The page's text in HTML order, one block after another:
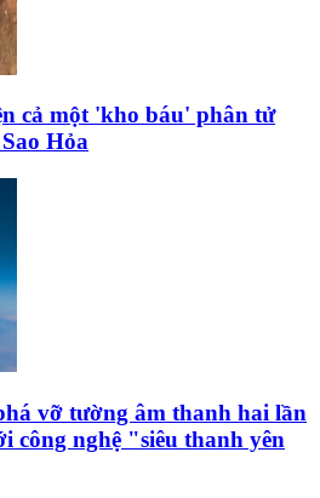
cả một 'kho báu' phân tử
Hỏa
vỡ tường âm thanh hai lần
công nghệ "siêu thanh yên